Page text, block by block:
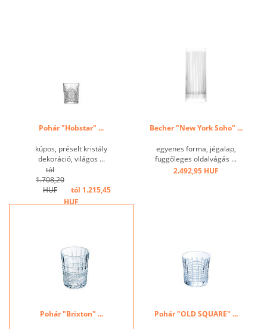
Pohár "Hobstar" ...
kúpos, préselt kristály
dekoráció, világos ...
tól
1.708,20
HUF
tól 1.215,45
HUF
Becher "New York Soho" ...
egyenes forma, jégalap,
függőleges oldalvágás ...
2.492,95 HUF
Pohár "Brixton" ... Pohár "OLD SQUARE" ...